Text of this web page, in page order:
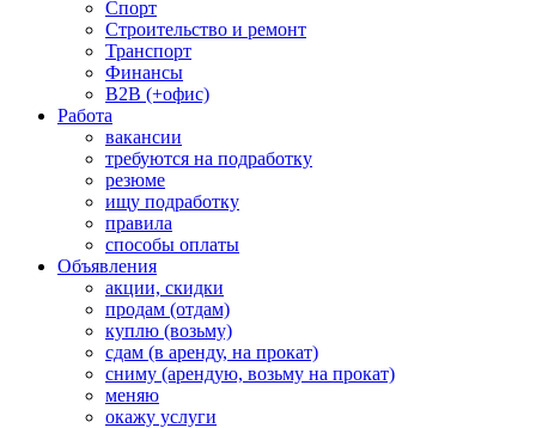
Спорт
Строительство и ремонт
Транспорт
Финансы
B2B (+офис)
Работа
вакансии
требуются на подработку
резюме
ищу подработку
правила
способы оплаты
Объявления
акции, скидки
продам (отдам)
куплю (возьму)
сдам (в аренду, на прокат)
сниму (арендую, возьму на прокат)
меняю
окажу услуги